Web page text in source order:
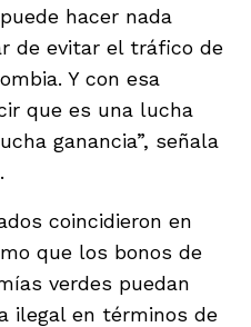
hacer nada
de evitar el tráfico de
Y con esa
que es una lucha
ganancia”, señala
coincidieron en
que los bonos de
verdes puedan
ilegal en términos de